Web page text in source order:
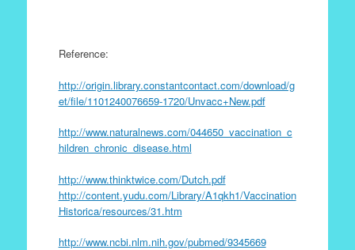
Reference:
http://origin.library.constantcontact.com/download/g
et/file/1101240076659-1720/Unvacc+New.pdf
http://www.naturalnews.com/044650_vaccination_c
hildren_chronic_disease.html
http://www.thinktwice.com/Dutch.pdf
http://content.yudu.com/Library/A1qkh1/Vaccination
Historica/resources/31.htm
http://www.ncbi.nlm.nih.gov/pubmed/9345669